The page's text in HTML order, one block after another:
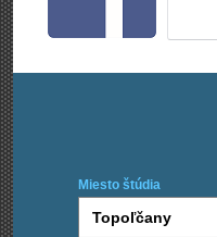
Miesto štúdia